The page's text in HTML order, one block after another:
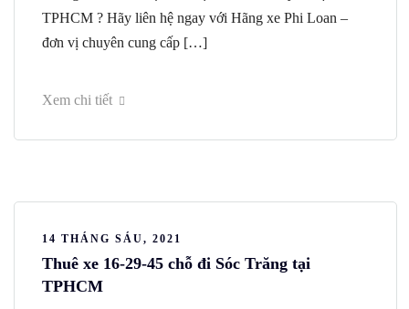
TPHCM ? Hãy liên hệ ngay với Hãng xe Phi Loan –
đơn vị chuyên cung cấp […]
Xem chi tiết
14 THÁNG SÁU, 2021
Thuê xe 16-29-45 chỗ đi Sóc Trăng tại
TPHCM